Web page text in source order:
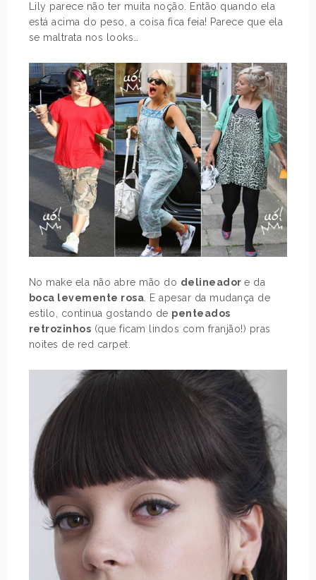
Lily parece não ter muita noção. Então quando ela
está acima do peso, a coisa fica feia! Parece que ela
se maltrata nos looks…
No make ela não abre mão do delineadore da
boca levemente rosa . E apesar da mudança de
estilo, continua gostando de penteados
retrozinhos (que ficam lindos com franjão!) pras
noites de red carpet.